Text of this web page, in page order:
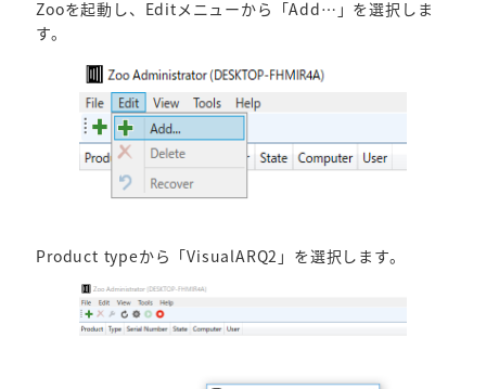
Zooを起動し、Editメニューから「Add…」を選択しま
す。
Product typeから「VisualARQ2」を選択します。